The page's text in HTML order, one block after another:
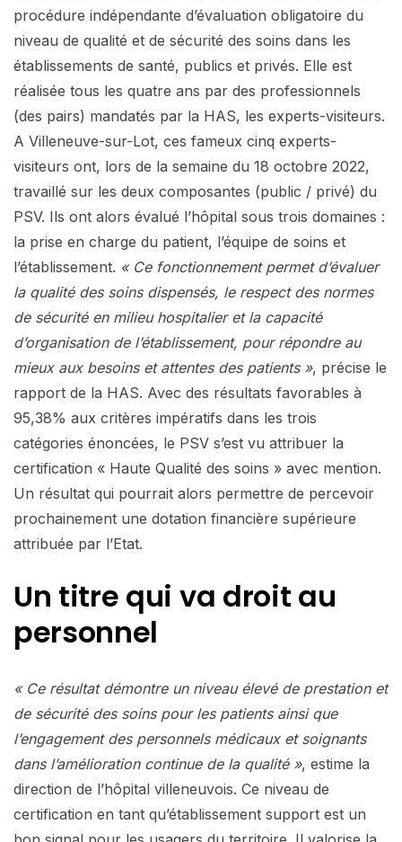
procédure indépendante d’évaluation obligatoire du
niveau de qualité et de sécurité des soins dans les
établissements de santé, publics et privés. Elle est
réalisée tous les quatre ans par des professionnels
(des pairs) mandatés par la HAS, les experts-visiteurs.
A Villeneuve-sur-Lot, ces fameux cinq experts-
visiteurs ont, lors de la semaine du 18 octobre 2022,
travaillé sur les deux composantes (public / privé) du
PSV. Ils ont alors évalué l’hôpital sous trois domaines :
la prise en charge du patient, l’équipe de soins et
l’établissement. « Ce fonctionnement permet d’évaluer
la qualité des soins dispensés, le respect des normes
de sécurité en milieu hospitalier et la capacité
d’organisation de l’établissement, pour répondre au
mieux aux besoins et attentes des patients », précise le
rapport de la HAS. Avec des résultats favorables à
95,38% aux critères impératifs dans les trois
catégories énoncées, le PSV s’est vu attribuer la
certification « Haute Qualité des soins » avec mention.
Un résultat qui pourrait alors permettre de percevoir
prochainement une dotation financière supérieure
attribuée par l’Etat.
Un titre qui va droit au
personnel
« Ce résultat démontre un niveau élevé de prestation et
de sécurité des soins pour les patients ainsi que
l’engagement des personnels médicaux et soignants
dans l’amélioration continue de la qualité », estime la
direction de l’hôpital villeneuvois. Ce niveau de
certification en tant qu’établissement support est un